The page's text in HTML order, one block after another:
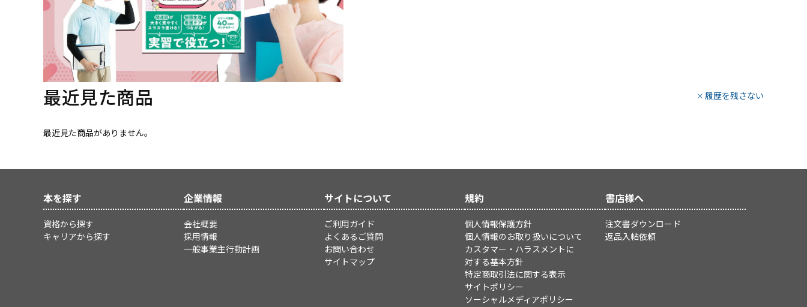
最近見た商品
最近見た商品がありません。
履歴を残さない
本を探す
資格から探す
キャリアから探す
企業情報
会社概要
採用情報
一般事業主行動計画
サイトについて
ご利用ガイド
よくあるご質問
お問い合わせ
サイトマップ
規約
個人情報保護方針
個人情報のお取り扱いについて
カスタマー・ハラスメントに
対する基本方針
特定商取引法に関する表示
サイトポリシー
ソーシャルメディアポリシー
書店様へ
注文書ダウンロード
返品入帖依頼